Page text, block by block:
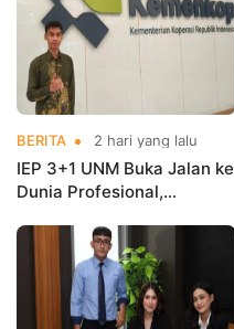
BERITA 2 hari yang lalu
IEP 3+1 UNM Buka Jalan ke
Dunia Profesional,
Kementerian Koperasi